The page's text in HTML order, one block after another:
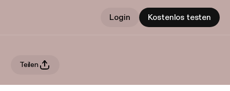
Login Kostenlos testen
Teilen